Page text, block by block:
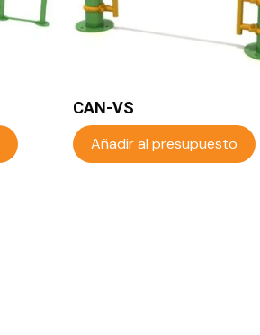
CAN-VS
Añadir al presupuesto